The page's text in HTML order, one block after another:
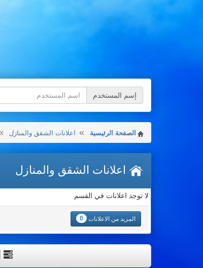
إسم المستخدم
الصفحة الرئيسية اعلانات الشقق والمنازل
اعلانات الشقق والمنازل
لا توجد اعلانات في القسم
المزيد من الاعلانات 0